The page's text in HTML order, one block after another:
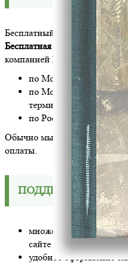
Бесплатный самовывоз по
Бесплатная доставкапо
компанией ПЭК:
по Москве в пределах
по Москве за
терминала ПЭК
по России - до
Обычно мы отгружаем
оплаты.
ПОДДЕРЖКА
множество функций в
сайте издательства
удобное оформление